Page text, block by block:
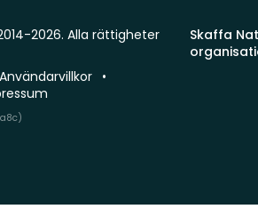
Skaffa
2026. Alla rättigheter
Användarvillkor